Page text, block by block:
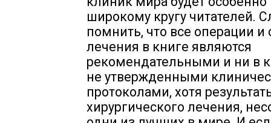
широкому кругу читателей.
помнить, что все операции
лечения в книге являются
рекомендательными и ни в
не утвержденными
протоколами, хотя
хирургического лечения,